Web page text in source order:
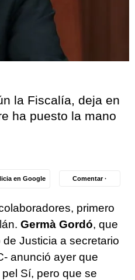
la Fiscalía, deja en
ha puesto la mano
en Google Comentar ·
primero
Germà Gordó, que
Justicia a secretario
anunció ayer que
Sí, pero que se